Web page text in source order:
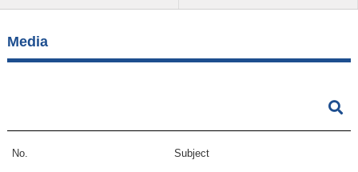
Media
No. Subject